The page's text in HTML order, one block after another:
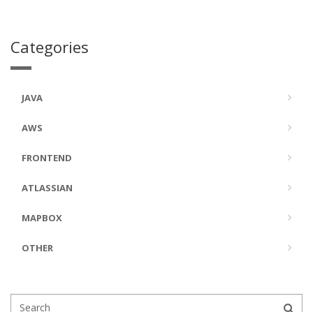
Categories
JAVA
AWS
FRONTEND
ATLASSIAN
MAPBOX
OTHER